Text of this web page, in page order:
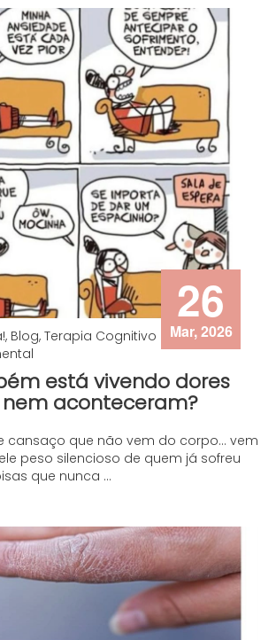
26
Mar, 2026
Blog, Terapia Cognitivo
está vivendo dores
aconteceram?
cansaço que não vem do corpo… vem
peso silencioso de quem já sofreu
que nunca ...